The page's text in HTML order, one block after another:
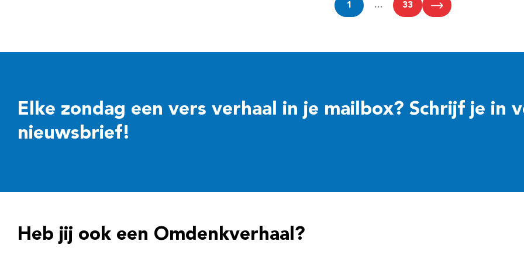
1 … 33
Elke zondag een vers verhaal in je mailbox? Schrijf je in
nieuwsbrief!
Heb jij ook een Omdenkverhaal?